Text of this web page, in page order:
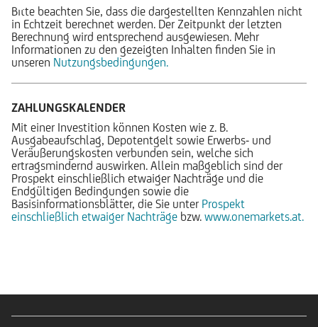
Bitte beachten Sie, dass die dargestellten Kennzahlen nicht
in Echtzeit berechnet werden. Der Zeitpunkt der letzten
Berechnung wird entsprechend ausgewiesen. Mehr
Informationen zu den gezeigten Inhalten finden Sie in
unseren Nutzungsbedingungen.
ZAHLUNGSKALENDER
Mit einer Investition können Kosten wie z. B.
Ausgabeaufschlag, Depotentgelt sowie Erwerbs- und
Veräußerungskosten verbunden sein, welche sich
ertragsmindernd auswirken. Allein maßgeblich sind der
Prospekt einschließlich etwaiger Nachträge und die
Endgültigen Bedingungen sowie die
Basisinformationsblätter, die Sie unter Prospekt
einschließlich etwaiger Nachträge bzw. www.onemarkets.at.